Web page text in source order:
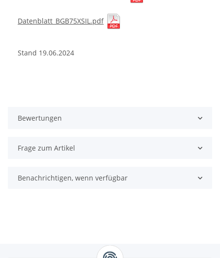
Datenblatt_BGB75XSIL.pdf
Stand 19.06.2024
Bewertungen
Frage zum Artikel
Benachrichtigen, wenn verfügbar